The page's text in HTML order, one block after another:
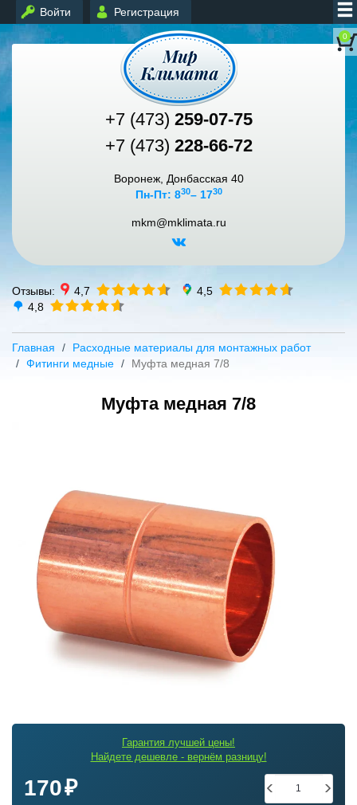
Войти Регистрация
0
+7 (473) 259-07-75
+7 (473) 228-66-72
Воронеж, Донбасская 40
Пн-Пт: 830– 1730
mkm@mklimata.ru
Отзывы: 4,7
4,5
4,8
Главная
Расходные материалы для монтажных работ
Фитинги медные
Муфта медная 7/8
Муфта медная 7/8
Гарантия лучшей цены!
Найдете дешевле - вернём разницу!
170